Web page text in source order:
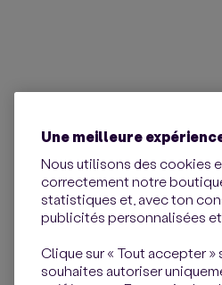
Une meilleure
Nous utilisons des cookies
correctement notre
statistiques et, avec ton
publicités personnalisées
Clique sur « Tout accepter
souhaites autoriser